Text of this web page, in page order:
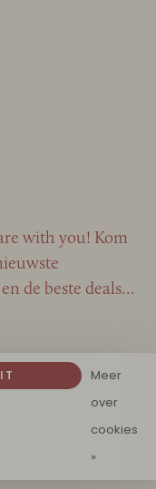
with you! Kom
de beste deals…
Kids
Meer
over
cookies
»